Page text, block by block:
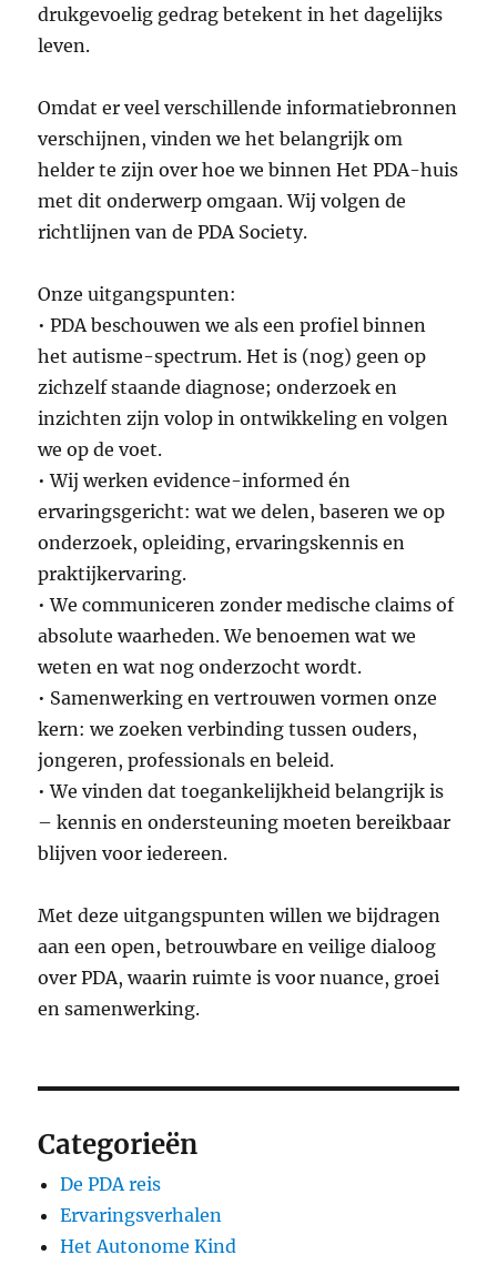
drukgevoelig gedrag betekent in het dagelijks
leven.
Omdat er veel verschillende informatiebronnen
verschijnen, vinden we het belangrijk om
helder te zijn over hoe we binnen Het PDA-huis
met dit onderwerp omgaan. Wij volgen de
richtlijnen van de PDA Society.
Onze uitgangspunten:
• PDA beschouwen we als een profiel binnen
het autisme-spectrum. Het is (nog) geen op
zichzelf staande diagnose; onderzoek en
inzichten zijn volop in ontwikkeling en volgen
we op de voet.
• Wij werken evidence-informed én
ervaringsgericht: wat we delen, baseren we op
onderzoek, opleiding, ervaringskennis en
praktijkervaring.
• We communiceren zonder medische claims of
absolute waarheden. We benoemen wat we
weten en wat nog onderzocht wordt.
• Samenwerking en vertrouwen vormen onze
kern: we zoeken verbinding tussen ouders,
jongeren, professionals en beleid.
• We vinden dat toegankelijkheid belangrijk is
– kennis en ondersteuning moeten bereikbaar
blijven voor iedereen.
Met deze uitgangspunten willen we bijdragen
aan een open, betrouwbare en veilige dialoog
over PDA, waarin ruimte is voor nuance, groei
en samenwerking.
Categorieën
De PDA reis
Ervaringsverhalen
Het Autonome Kind